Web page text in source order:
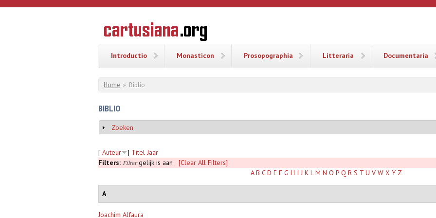
Overslaan en naar de inhoud gaan
CARTUSIANA
Geschiedenis
van de
Introductio Monasticon Prosopographia Litteraria Documentaria
U bent hier
Home » Biblio
BIBLIO
Weergeven
Zoeken
[ Auteur ] Titel Jaar
Filters: Filtergelijk is aan
[Clear All Filters]
A B C D E F G H I J K L M N O P Q R S T U V W X Y Z
A
Joachim Alfaura